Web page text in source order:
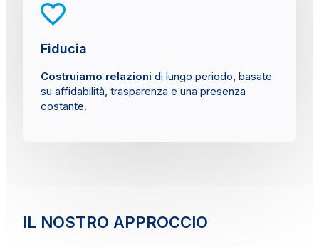
Fiducia
Costruiamo relazioni di lungo periodo, basate
su affidabilità, trasparenza e una presenza
costante.
IL NOSTRO APPROCCIO